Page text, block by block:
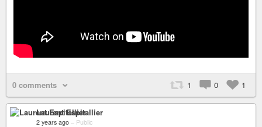
0 comments 1 0 1
Laurent Espitallier
2 years ago – Public